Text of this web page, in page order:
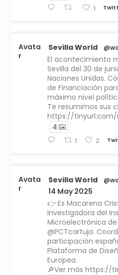
1
Avata
r
Sevilla World
El acontecimiento
Sevilla del 30 de
Naciones Unidas.
de Financiación
máximo nivel
Te resumimos sus
https://
4
1 2
Avata
r
Sevilla World
14 May 2025
👉 Es Macarena
investigadora del
Microelectrónica de
@PCTcartuja.
participación
Plataforma de
Europea.
🔎Ver más https://